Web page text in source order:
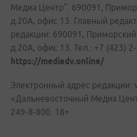
Медиа Центр". 690091,
д.20А, офис 13. Главный
редакции: 690091, Приморский
д.20А, офис 13. Тел.: +7 (423) 2-
https://mediadv.online/
Электронный адрес
«Дальневосточный Медиа
249-8-800. 18+